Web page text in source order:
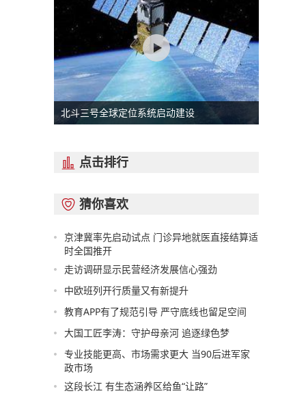
北斗三号全球定位系统启动建设
 点击排行
 猜你喜欢
京津冀率先启动试点 门诊异地就医直接结算适
时全国推开
走访调研显示民营经济发展信心强劲
中欧班列开行质量又有新提升
教育APP有了规范引导 严守底线也留足空间
大国工匠李涛：守护母亲河 追逐绿色梦
专业技能更高、市场需求更大 当90后进军家
政市场
这段长江 有生态涵养区给鱼“让路”